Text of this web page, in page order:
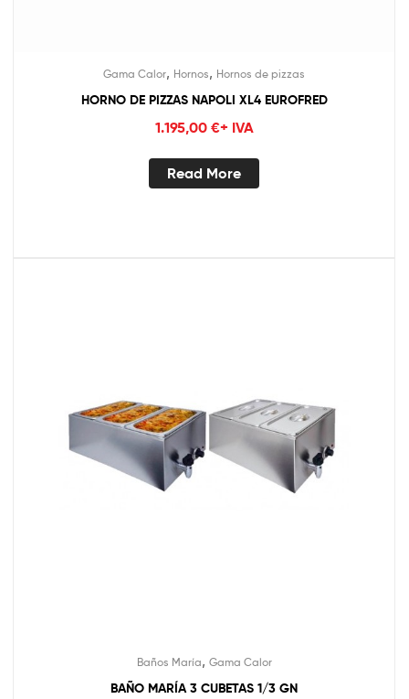
Gama Calor, Hornos, Hornos de pizzas
HORNO DE PIZZAS NAPOLI XL4 EUROFRED
1.195,00 €+ IVA
Read More
Baños María, Gama Calor
BAÑO MARÍA 3 CUBETAS 1/3 GN